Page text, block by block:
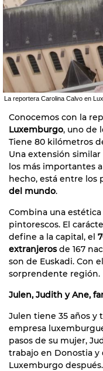
La reportera Carolina Calvo en
Conocemos con la
Luxemburgo, uno de
Tiene 80 kilómetros
Una extensión similar
los más importantes
hecho, está entre los
del mundo.
Combina una
pintorescos. El
define a la capital, el
extranjerosde 167
son de Euskadi. Con
sorprendente región.
Julen, Judith y Ane,
Julen tiene 35 años y
empresa
pasos de su mujer,
trabajo en Donostia y
Luxemburgo